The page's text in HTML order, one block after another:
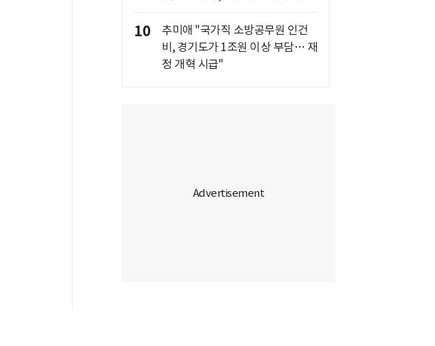
10
추미애 "국가직 소방공무원 인건
비, 경기도가 1조원 이상 부담… 재
정 개혁 시급"